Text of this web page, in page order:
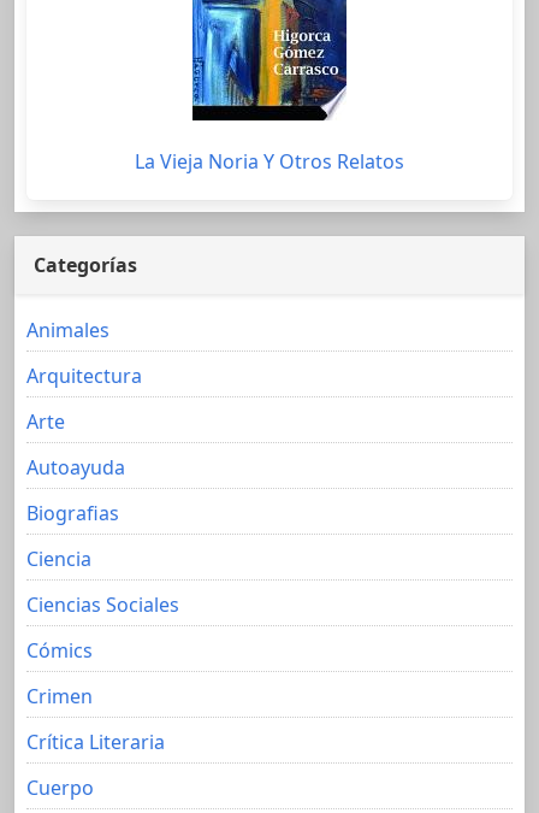
La Vieja Noria Y Otros Relatos
Categorías
Animales
Arquitectura
Arte
Autoayuda
Biografias
Ciencia
Ciencias Sociales
Cómics
Crimen
Crítica Literaria
Cuerpo